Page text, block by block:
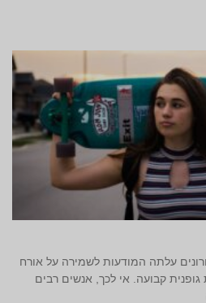
עלתה המודעות לשמירה על אורח
קבועה. אי לכך, אנשים רבים